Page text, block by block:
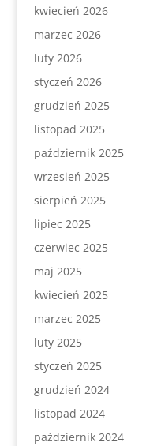
kwiecień 2026
marzec 2026
luty 2026
styczeń 2026
grudzień 2025
listopad 2025
październik 2025
wrzesień 2025
sierpień 2025
lipiec 2025
czerwiec 2025
maj 2025
kwiecień 2025
marzec 2025
luty 2025
styczeń 2025
grudzień 2024
listopad 2024
październik 2024